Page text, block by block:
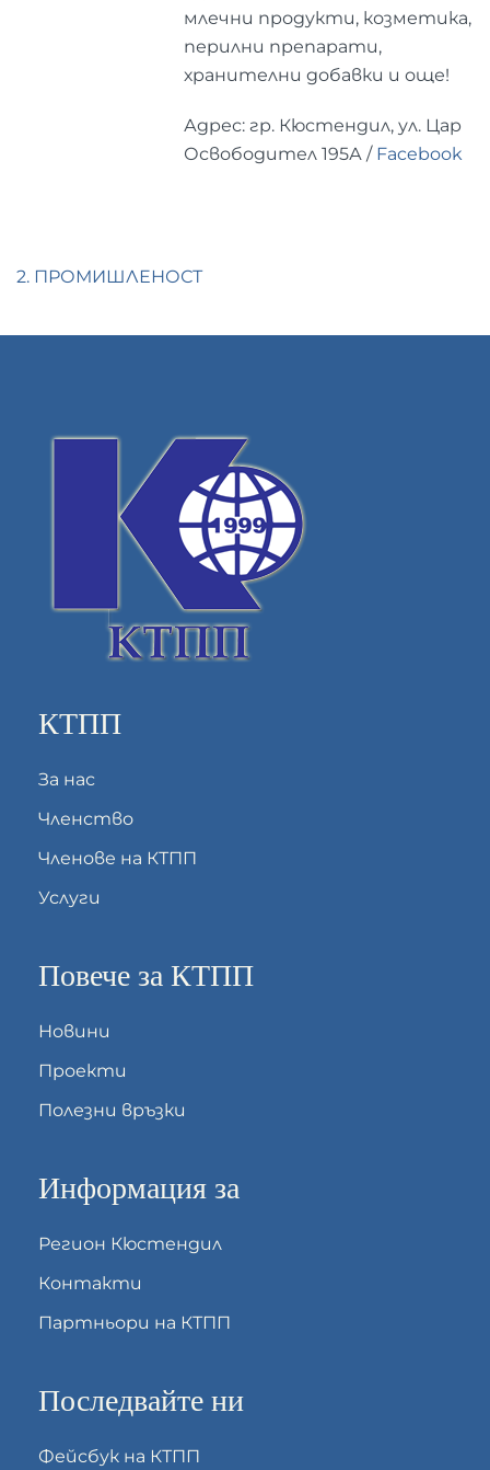
млечни продукти, козметика,
перилни препарати,
хранителни добавки и още!
Адрес: гр. Кюстендил, ул. Цар
Освободител 195А / Facebook
2. ПРОМИШЛЕНОСТ
КТПП
За нас
Членство
Членове на КТПП
Услуги
Повече за КТПП
Новини
Проекти
Полезни връзки
Информация за
Регион Кюстендил
Контакти
Партньори на КТПП
Последвайте ни
Фейсбук на КТПП